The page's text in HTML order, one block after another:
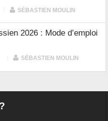
SÉBASTIEN MOULIN
2026 : Mode d’emploi
SÉBASTIEN MOULIN